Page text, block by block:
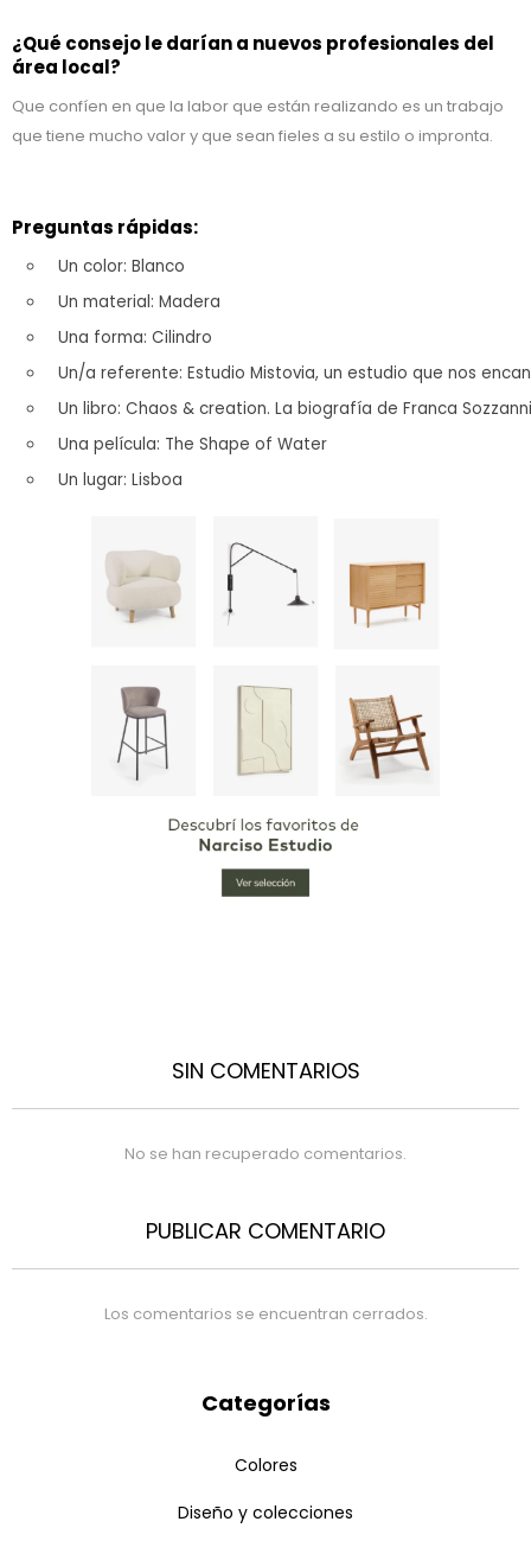
¿Qué consejo le darían a nuevos profesionales del
área local?
Que confíen en que la labor que están realizando es un trabajo
que tiene mucho valor y que sean fieles a su estilo o impronta.
Preguntas rápidas:
Un color: Blanco
Un material: Madera
Una forma: Cilindro
Un/a referente: Estudio Mistovia, un estudio que nos
Un libro: Chaos & creation. La biografía de Franca Sozzanni
Una película: The Shape of Water
Un lugar: Lisboa
SIN COMENTARIOS
No se han recuperado comentarios.
PUBLICAR COMENTARIO
Los comentarios se encuentran cerrados.
Categorías
Colores
Diseño y colecciones